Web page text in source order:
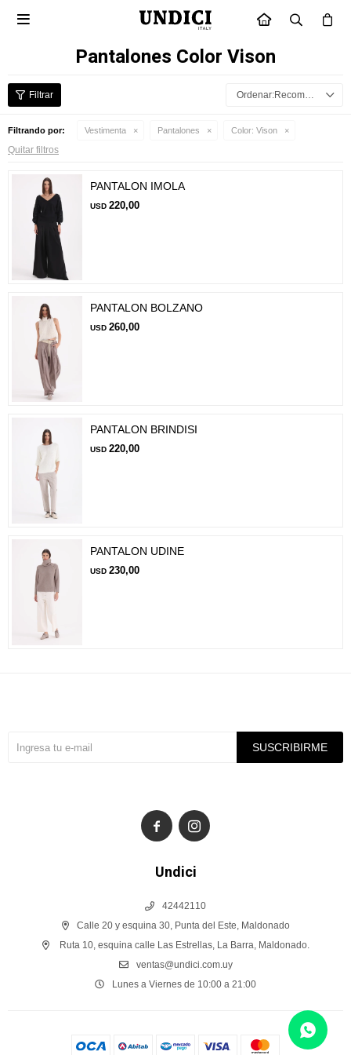
INICIO

Pantalones Color Vison
Recomendados
Filtrando por: Vestimenta Pantalones Color: Vison
Quitar filtros
PANTALON IMOLA
USD 220,00
PANTALON BOLZANO
USD 260,00
PANTALON BRINDISI
USD 220,00
PANTALON UDINE
USD 230,00
Undici
42442110
Calle 20 y esquina 30, Punta del Este, Maldonado
Ruta 10, esquina calle Las Estrellas, La Barra, Maldonado.
ventas@undici.com.uy
Lunes a Viernes de 10:00 a 21:00
SUSCRIBIRME
 